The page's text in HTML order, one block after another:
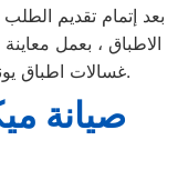
بعد إتمام تقديم
الاطباق ، بعمل
غسالات اطباق يونيون اير دون سحب الجهاز إلى الوكلاء.
صيانة